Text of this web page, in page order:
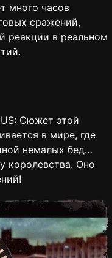
много часов
сражений,
реакции в реальном
Сюжет этой
в мире, где
немалых бед…
королевства. Оно